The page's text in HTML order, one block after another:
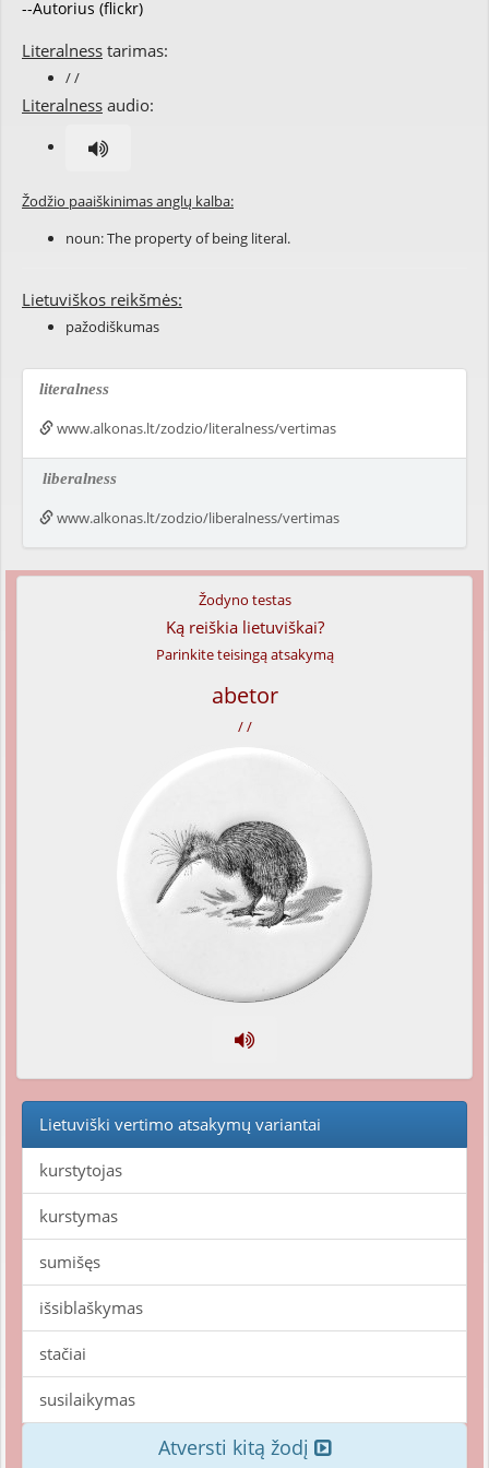
--Autorius (flickr)
Literalness tarimas:
/ /
Literalness audio:
Žodžio paaiškinimas anglų kalba:
noun: The property of being literal.
Lietuviškos reikšmės:
pažodiškumas
literalness
www.alkonas.lt/zodzio/literalness/vertimas
liberalness
www.alkonas.lt/zodzio/liberalness/vertimas
Žodyno testas
Ką reiškia lietuviškai?
Parinkite teisingą atsakymą
abetor
/ /
Lietuviški vertimo atsakymų variantai
kurstytojas
kurstymas
sumišęs
išsiblaškymas
stačiai
susilaikymas
Atversti kitą žodį